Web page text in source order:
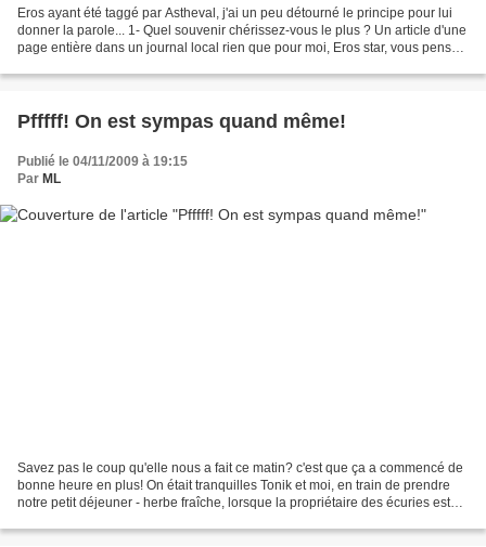
Eros ayant été taggé par Astheval, j'ai un peu détourné le principe pour lui
donner la parole... 1- Quel souvenir chérissez-vous le plus ? Un article d'une
page entière dans un journal local rien que pour moi, Eros star, vous pensez
Pfffff! On est sympas quand même!
Publié le 04/11/2009 à 19:15
Par ML
Savez pas le coup qu'elle nous a fait ce matin? c'est que ça a commencé de
bonne heure en plus! On était tranquilles Tonik et moi, en train de prendre
notre petit déjeuner - herbe fraîche, lorsque la propriétaire des écuries est